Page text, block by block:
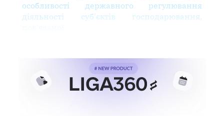
особливості державного регулювання
діяльності суб'єктів господарювання,